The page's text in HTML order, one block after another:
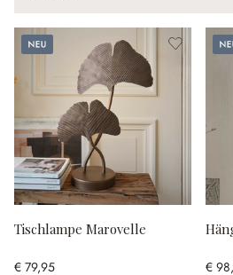
Neu
Tischlampe Marovelle
€ 79,95
Neu
€